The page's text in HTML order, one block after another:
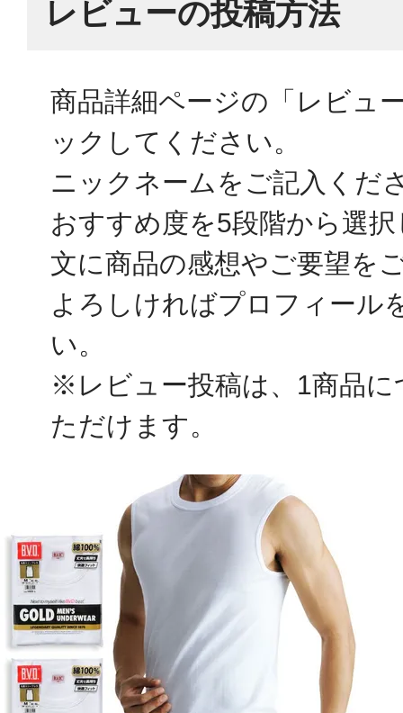
レビューの投稿方法
商品詳細ページの「レビュ
ックしてください。
ニックネームをご記入くだ
おすすめ度を5段階から選
文に商品の感想やご要望を
よろしければプロフィール
い。
※レビュー投稿は、1商品に
ただけます。